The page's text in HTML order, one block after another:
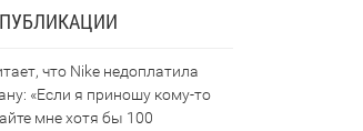
что Nike недоплатила
«Если я приношу кому-то
мне хотя бы 100